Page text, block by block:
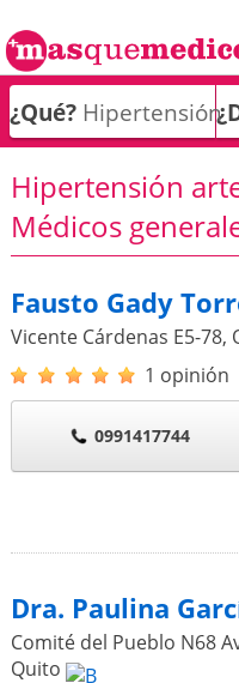
¿Qué?
Hipertensión
Médicos
Fausto Gady
Vicente Cárdenas E5-78,
1 opinión
0991417744
Dra. Paulina
Comité del Pueblo N68
Quito